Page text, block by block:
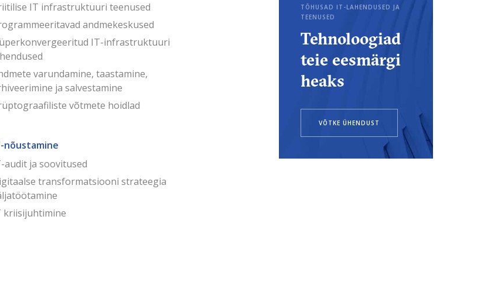
IT infrastruktuuri teenused
andmekeskused
IT-infrastruktuuri
varundamine, taastamine,
ja salvestamine
võtmete hoidlad
nõustamine
audit ja soovitused
transformatsiooni strateegia
kriisijuhtimine
TÕHUSAD IT-LAHENDUSED JA
TEENUSED
Tehnoloogiad
teie eesmärgi
heaks
VÕTKE ÜHENDUST